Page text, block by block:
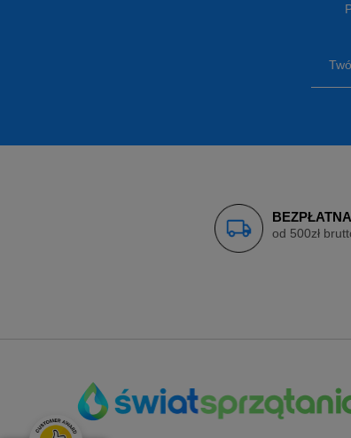
od 500zł